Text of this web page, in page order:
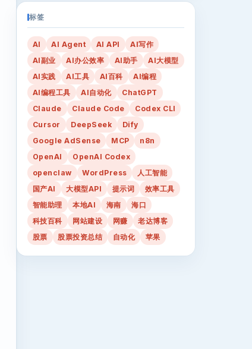
标签
AI AI Agent AI API
AI写作
AI副业
AI办公效率 AI助手
AI大模型
AI实践
AI工具 AI百科
AI编程
AI编程工具
AI自动化
ChatGPT
Claude
Claude Code
Codex CLI
Cursor
DeepSeek
Dify
Google AdSense
MCP
n8n
OpenAI
OpenAI Codex
openclaw
WordPress
人工智能
国产AI
大模型API 提示词
效率工具
智能助理
本地AI 海南
海口
科技百科
网站建设 网赚
老达博客
股票
股票投资总结 自动化 苹果